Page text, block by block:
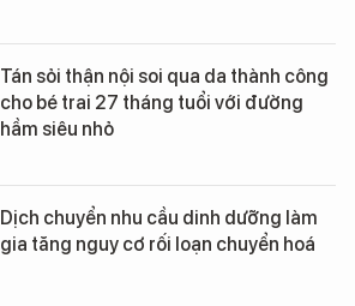
Tán sỏi thận nội soi qua da thành công
cho bé trai 27 tháng tuổi với đường
hầm siêu nhỏ
Dịch chuyển nhu cầu dinh dưỡng làm
gia tăng nguy cơ rối loạn chuyển hoá